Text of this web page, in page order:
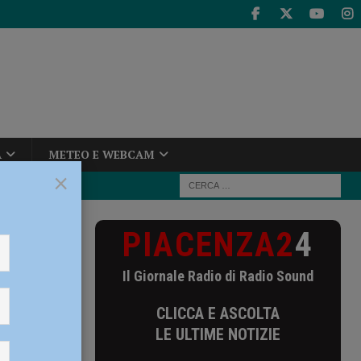
METEO E WEBCAM
mosse
PIACENZA24
Il Giornale Radio di Radio Sound
CLICCA E ASCOLTA
LE ULTIME NOTIZIE
×